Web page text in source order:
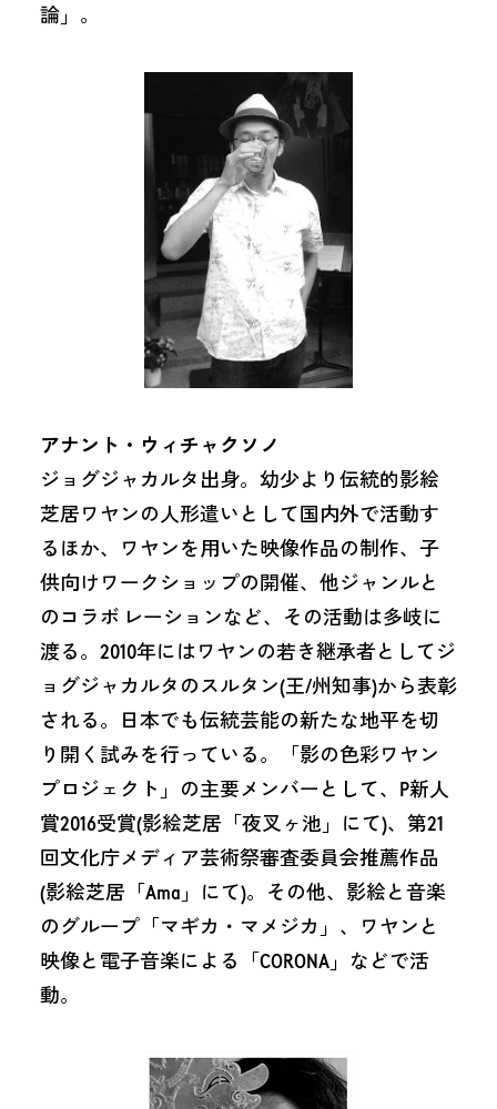
論」。
アナント・ウィチャクソノ
ジョグジャカルタ出身。幼少より伝統的影絵
芝居ワヤンの人形遣いとして国内外で活動す
るほか、ワヤンを用いた映像作品の制作、子
供向けワークショップの開催、他ジャンルと
のコラボ レーションなど、その活動は多岐に
渡る。2010年にはワヤンの若き継承者としてジ
ョグジャカルタのスルタン(王/州知事)から表彰
される。日本でも伝統芸能の新たな地平を切
り開く試みを行っている。「影の色彩ワヤン
プロジェクト」の主要メンバーとして、P新人
賞2016受賞(影絵芝居「夜叉ヶ池」にて)、第21
回文化庁メディア芸術祭審査委員会推薦作品
(影絵芝居「Ama」にて)。その他、影絵と音楽
のグループ「マギカ・マメジカ」、ワヤンと
映像と電子音楽による「CORONA」などで活
動。